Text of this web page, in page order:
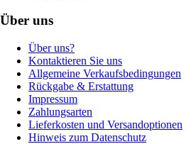
Über uns
Über uns?
Kontaktieren Sie uns
Allgemeine Verkaufsbedingungen
Rückgabe & Erstattung
Impressum
Zahlungsarten
Lieferkosten und Versandoptionen
Hinweis zum Datenschutz